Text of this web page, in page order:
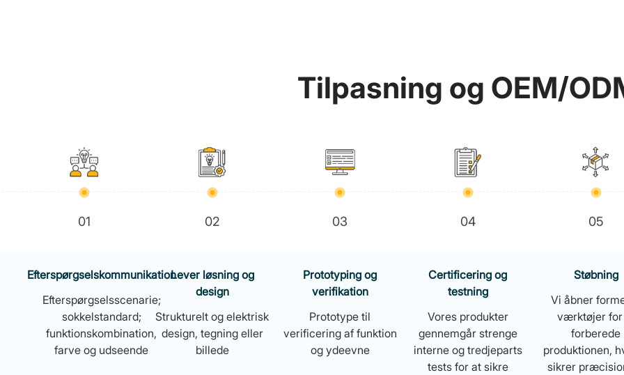
Tilpasning og OEM/
01 02 03 04 05
Efterspørgselskommunikation
Efterspørgselsscenarie;
sokkelstandard;
funktionskombination,
farve og udseende
Lever løsning og
design
Strukturelt og elektrisk
design, tegning eller
billede
Prototyping og
verifikation
Prototype til
verificering af funktion
og ydeevne
Certificering og
testning
Vores produkter
gennemgår strenge
interne og tredjeparts
tests for at sikre
Støbning
Vi åbner
værktøjer for
forberede
produktionen,
sikrer